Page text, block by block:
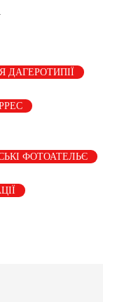
ДАГЕРОТИПІЇ
ФОТОАТЕЛЬЄ